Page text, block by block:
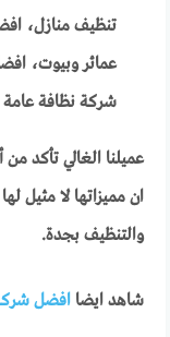
تنظيف منازل،
عمائر وبيوت،
شركة نظافة
عميلنا الغالي تأكد
ان مميزاتها لا
والتنظيف بجدة.
شاهد ايضا افضل